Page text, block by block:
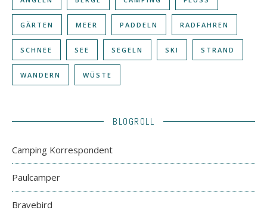
GÄRTEN MEER PADDELN RADFAHREN
SCHNEE SEE SEGELN SKI STRAND
WANDERN WÜSTE
BLOGROLL
Camping Korrespondent
Paulcamper
Bravebird